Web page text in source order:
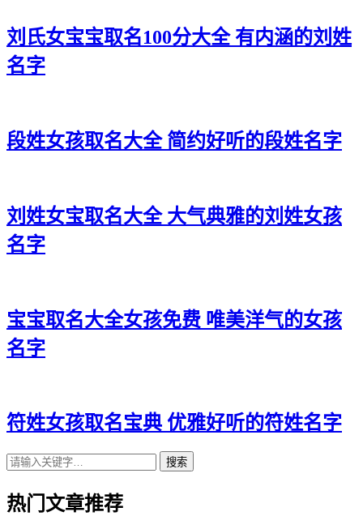
刘氏女宝宝取名100分大全 有内涵的刘姓
名字
段姓女孩取名大全 简约好听的段姓名字
刘姓女宝取名大全 大气典雅的刘姓女孩
名字
宝宝取名大全女孩免费 唯美洋气的女孩
名字
符姓女孩取名宝典 优雅好听的符姓名字
搜索
热门文章推荐